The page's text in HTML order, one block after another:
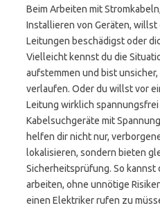
Beim Arbeiten mit
Installieren von Geräten, willst
Leitungen beschädigst oder
Vielleicht kennst du die
aufstemmen und bist
verlaufen. Oder du willst vor
Leitung wirklich spannungsfrei
Kabelsuchgeräte mit
helfen dir nicht nur,
lokalisieren, sondern bieten
Sicherheitsprüfung. So
arbeiten, ohne unnötige
einen Elektriker rufen zu